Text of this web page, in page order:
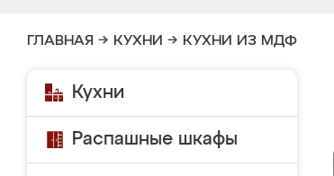
ГЛАВНАЯ → КУХНИ → КУХНИ ИЗ МДФ
Кухни
Распашные шкафы